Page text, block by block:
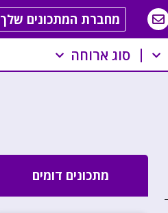
מחברת המתכונים שלך
סוג ארוחה
מתכונים דומים